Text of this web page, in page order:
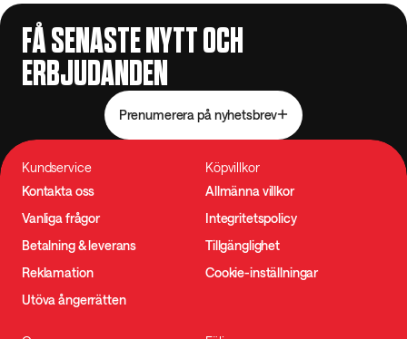
FÅ SENASTE NYTT OCH
ERBJUDANDEN
Prenumerera på nyhetsbrev
Kundservice
Kontakta oss
Vanliga frågor
Betalning & leverans
Reklamation
Utöva ångerrätten
Köpvillkor
Allmänna villkor
Integritetspolicy
Tillgänglighet
Cookie-inställningar